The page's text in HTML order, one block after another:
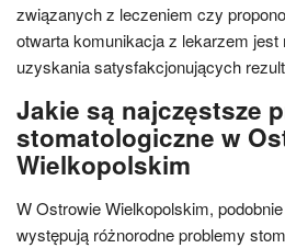
związanych z leczeniem czy
otwarta komunikacja z lekarzem
uzyskania satysfakcjonujących
Jakie są najczęstsze
stomatologiczne w
Wielkopolskim
W Ostrowie Wielkopolskim,
występują różnorodne problemy